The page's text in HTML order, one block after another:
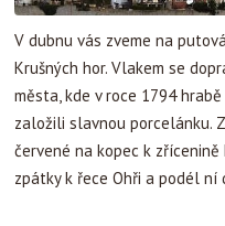
V dubnu vás zveme na
Krušných hor. Vlakem se
města, kde v roce 1794
založili slavnou porcelánku.
červené na kopec k zřícenině
zpátky k řece Ohři a podél ní